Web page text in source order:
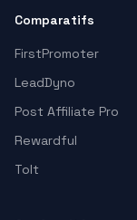
Comparatifs
FirstPromoter
LeadDyno
Post Affiliate Pro
Rewardful
Tolt